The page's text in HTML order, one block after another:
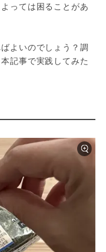
っては困ることがあ
よいのでしょう？調
記事で実践してみた